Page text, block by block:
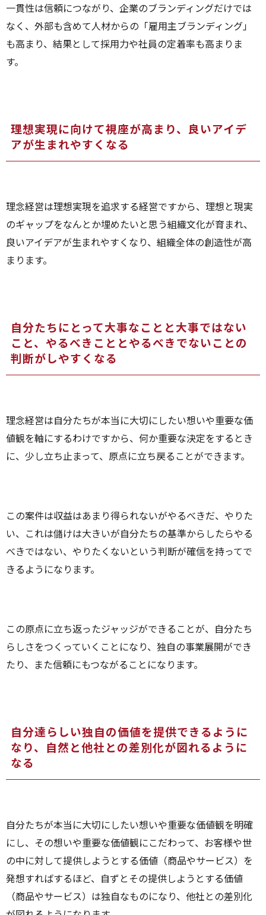
一貫性は信頼につながり、企業のブランディングだけでは
なく、外部も含めて人材からの「雇用主ブランディング」
も高まり、結果として採用力や社員の定着率も高まりま
す。
理想実現に向けて視座が高まり、良いアイデ
アが生まれやすくなる
理念経営は理想実現を追求する経営ですから、理想と現実
のギャップをなんとか埋めたいと思う組織文化が育まれ、
良いアイデアが生まれやすくなり、組織全体の創造性が高
まります。
自分たちにとって大事なことと大事ではない
こと、やるべきこととやるべきでないことの
判断がしやすくなる
理念経営は自分たちが本当に大切にしたい想いや重要な価
値観を軸にするわけですから、何か重要な決定をするとき
に、少し立ち止まって、原点に立ち戻ることができます。
この案件は収益はあまり得られないがやるべきだ、やりた
い、これは儲けは大きいが自分たちの基準からしたらやる
べきではない、やりたくないという判断が確信を持ってで
きるようになります。
この原点に立ち返ったジャッジができることが、自分たち
らしさをつくっていくことになり、独自の事業展開ができ
たり、また信頼にもつながることになります。
自分達らしい独自の価値を提供できるように
なり、自然と他社との差別化が図れるように
なる
自分たちが本当に大切にしたい想いや重要な価値観を明確
にし、その想いや重要な価値観にこだわって、お客様や世
の中に対して提供しようとする価値（商品やサービス）を
発想すればするほど、自ずとその提供しようとする価値
（商品やサービス）は独自なものになり、他社との差別化